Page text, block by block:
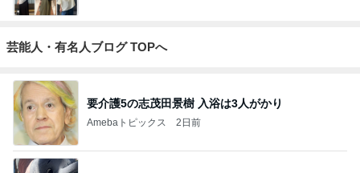
芸能人・有名人ブログ TOPへ
要介護5の志茂田景樹 入浴は3人がかり
Amebaトピックス 2日前